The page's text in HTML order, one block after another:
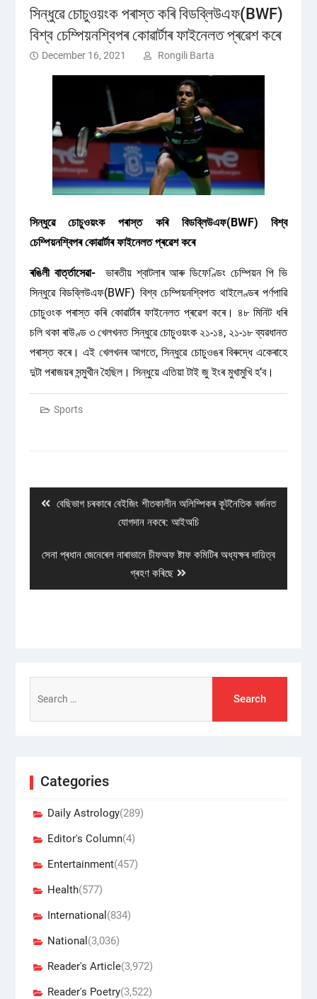
সিন্ধুৱে চোচুওয়ংক পৰাস্ত কৰি বিডব্লিউএফ(BWF)
বিশ্ব চেম্পিয়নশ্বিপৰ কোৱাৰ্টাৰ ফাইনেলত প্ৰৱেশ কৰে
December 16, 2021 Rongili Barta
সিন্ধুৱে চোচুওয়ংক পৰাস্ত কৰি বিডব্লিউএফ(BWF) বিশ্ব
চেম্পিয়নশ্বিপৰ কোৱাৰ্টাৰ ফাইনেলত প্ৰৱেশ কৰে
ৰঙিলী বাৰ্ত্তাসেৱা-ভাৰতীয় শ্বাটলাৰ আৰু ডিফেণ্ডিং চেম্পিয়ন পি ভি
সিন্ধুৱে বিডব্লিউএফ(BWF) বিশ্ব চেম্পিয়নশ্বিপত থাইলেণ্ডৰ পৰ্ণপাৱি
চোচুওংক পৰাস্ত কৰি কোৱাৰ্টাৰ ফাইনেলত প্ৰৱেশ কৰে। ৪৮ মিনিট ধৰি
চলি থকা ৰাউণ্ড ৩ খেলখনত সিন্ধুৱে চোচুওয়ংক ২১-১৪, ২১-১৮ ব্যৱধানত
পৰাস্ত কৰে। এই খেলখনৰ আগতে, সিন্ধুৱে চোচুওঙৰ বিৰুদ্ধে একেৰাহে
দুটা পৰাজয়ৰ সন্মুখীন হৈছিল। সিন্ধুয়ে এতিয়া টাই জু ইংৰ মুখামুখি হ’ব।
Sports
Previous
বেছিভাগ চৰকাৰে বেইজিং শীতকালীন অলিম্পিকৰ কূটনৈতিক বৰ্জনত
যোগদান নকৰে: আইঅচি
Next
সেনা প্ৰধান জেনেৰেল নাৰাভানে চীফঅফ ষ্টাফ কমিটিৰ অধ্যক্ষৰ দায়িত্ব
গ্ৰহণ কৰিছে
for:
Categories
Daily Astrology(289)
Editor's Column(4)
Entertainment(457)
Health(577)
International (834)
National (3,036)
Reader's Article(3,972)
Reader's Poetry(3,522)